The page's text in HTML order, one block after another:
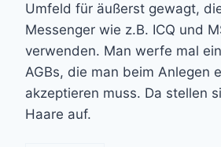
Umfeld für äußerst gewagt,
Messenger wie z.B. ICQ und
verwenden. Man werfe mal
AGBs, die man beim Anlegen
akzeptieren muss. Da stellen
Haare auf.